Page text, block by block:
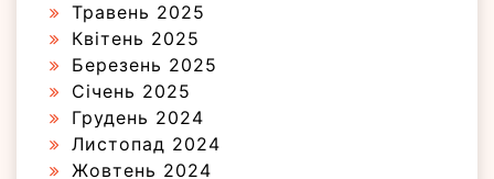
Травень 2025
Квітень 2025
Березень 2025
Січень 2025
Грудень 2024
Листопад 2024
Жовтень 2024